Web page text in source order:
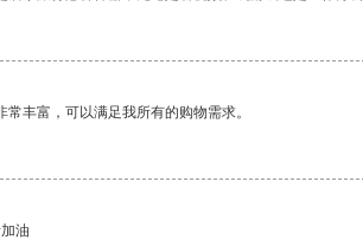
丰富，可以满足我所有的购物需求。
油